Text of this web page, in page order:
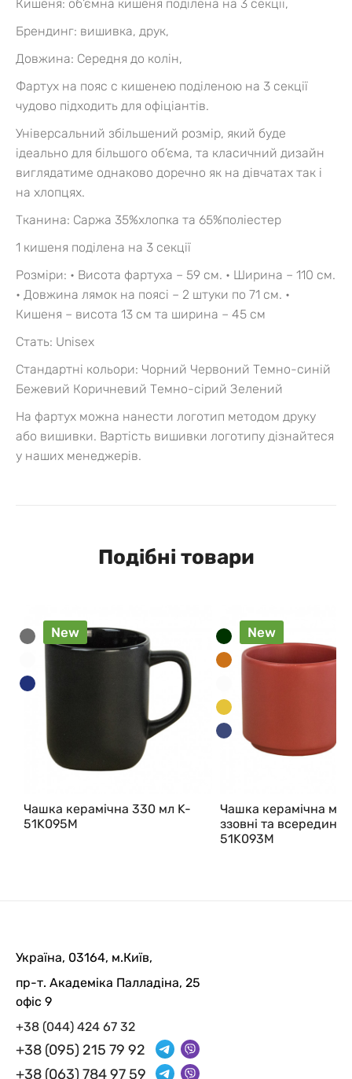
Кишеня: об’ємна кишеня поділена на 3 секції,
Брендинг: вишивка, друк,
Довжина: Середня до колін,
Фартух на пояс с кишенею поділеною на 3 секції
чудово підходить для офіціантів.
Універсальний збільшений розмір, який буде
ідеально для більшого об’єма, та класичний дизайн
виглядатиме однаково доречно як на дівчатах так і
на хлопцях.
Тканина: Саржа 35%хлопка та 65%поліестер
1 кишеня поділена на 3 секції
Розміри: • Висота фартуха – 59 см. • Ширина – 110 см.
• Довжина лямок на поясі – 2 штуки по 71 см. •
Кишеня – висота 13 см та ширина – 45 см
Стать: Unisex
Стандартні кольори: Чорний Червоний Темно-синій
Бежевий Коричневий Темно-сірий Зелений
На фартух можна нанести логотип методом друку
або вишивки. Вартість вишивки логотипу дізнайтеся
у наших менеджерів.
Подібні товари
New
Чашка керамічна 330 мл K-
51K095M
New
Чашка керамічна
ззовні та всередині,
51K093M
Україна, 03164, м.Київ,
пр-т. Академіка Палладіна, 25
офіс 9
+38 (044) 424 67 32
+38 (095) 215 79 92
+38 (063) 784 97 59